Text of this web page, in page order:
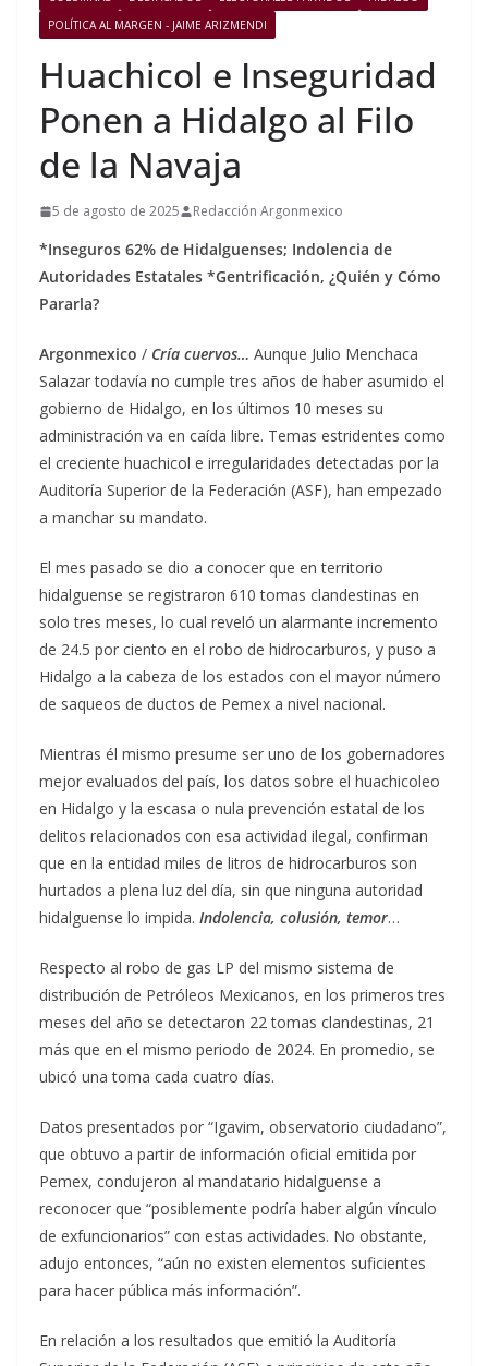
POLÍTICA AL MARGEN - JAIME ARIZMENDI
Huachicol e Inseguridad
Ponen a Hidalgo al Filo
de la Navaja
5 de agosto de 2025 Redacción Argonmexico
*Inseguros 62% de Hidalguenses; Indolencia de
Autoridades Estatales *Gentrificación, ¿Quién y Cómo
Pararla?
Argonmexico / Cría cuervos… Aunque Julio Menchaca
Salazar todavía no cumple tres años de haber asumido el
gobierno de Hidalgo, en los últimos 10 meses su
administración va en caída libre. Temas estridentes como
el creciente huachicol e irregularidades detectadas por la
Auditoría Superior de la Federación (ASF), han empezado
a manchar su mandato.
El mes pasado se dio a conocer que en territorio
hidalguense se registraron 610 tomas clandestinas en
solo tres meses, lo cual reveló un alarmante incremento
de 24.5 por ciento en el robo de hidrocarburos, y puso a
Hidalgo a la cabeza de los estados con el mayor número
de saqueos de ductos de Pemex a nivel nacional.
Mientras él mismo presume ser uno de los gobernadores
mejor evaluados del país, los datos sobre el huachicoleo
en Hidalgo y la escasa o nula prevención estatal de los
delitos relacionados con esa actividad ilegal, confirman
que en la entidad miles de litros de hidrocarburos son
hurtados a plena luz del día, sin que ninguna autoridad
hidalguense lo impida. Indolencia, colusión, temor…
Respecto al robo de gas LP del mismo sistema de
distribución de Petróleos Mexicanos, en los primeros tres
meses del año se detectaron 22 tomas clandestinas, 21
más que en el mismo periodo de 2024. En promedio, se
ubicó una toma cada cuatro días.
Datos presentados por “Igavim, observatorio ciudadano”,
que obtuvo a partir de información oficial emitida por
Pemex, condujeron al mandatario hidalguense a
reconocer que “posiblemente podría haber algún vínculo
de exfuncionarios” con estas actividades. No obstante,
adujo entonces, “aún no existen elementos suficientes
para hacer pública más información”.
En relación a los resultados que emitió la Auditoría